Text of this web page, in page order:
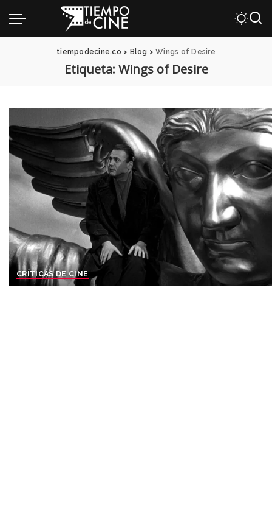
tiempodecine.co > Blog >Wings of Desire
Etiqueta: Wings of Desire
CRÍTICAS DE CINE